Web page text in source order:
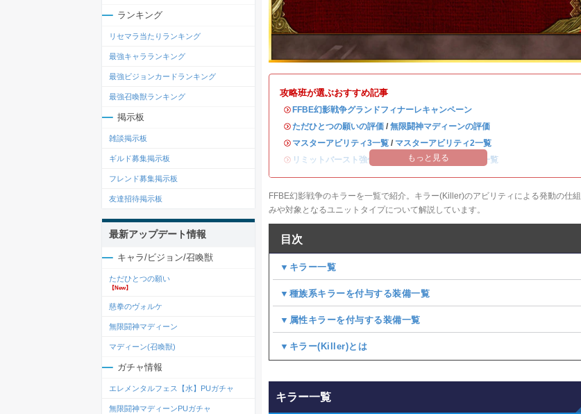
攻略班が選ぶおすすめ記事
・FFBE幻影戦争グランドフィナーレキャンペーン
・ただひとつの願いの評価 / 無限闘神マディーンの評価
・ マスターアビリティ3一覧 / マスターアビリティ2一覧
・ リミットバースト強化一覧 全キャラのステータス一覧
もっと見る
FFBE幻影戦争のキラーを一覧で紹介。キラー(Killer)のアビリティによる発動の仕組
みや対象となるユニットタイプについて解説しています。
目次
▼キラー一覧
▼種族系キラーを付与する装備一覧
▼属性キラーを付与する装備一覧
▼キラー(Killer)とは
キラー一覧
ランキング
リセマラ当たりランキング
最強キャラランキング
最強ビジョンカードランキング
最強召喚獣ランキング
掲示板
雑談掲示板
ギルド募集掲示板
フレンド募集掲示板
友達招待掲示板
最新アップデート情報
キャラ/ビジョン/召喚獣
ただひとつの願い
【New】
慈拳のヴォルケ
無限闘神マディーン
マディーン(召喚獣)
ガチャ情報
エレメンタルフェス【水】PUガチャ
無限闘神マディーンPUガチャ